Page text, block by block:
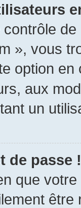
», vous
option
aux
un
de passe !
que